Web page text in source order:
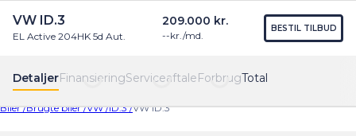
Find os Menu
DetaljerFinansieringServiceaftaleForbrugTotal
VW ID.3
EL Active 204HK 5d Aut.
209.000 kr.
--kr./md.
BESTIL TILBUD
Biler /Brugte biler /VW /ID.3 /VW ID.3